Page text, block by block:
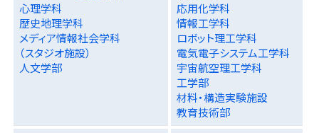
心理学科
歴史地理学科
メディア情報社会学科
（スタジオ施設）
人文学部
応用化学科
情報工学科
ロボット理工学科
電気電子システム工学科
宇宙航空理工学科
工学部
材料・構造実験施設
教育技術部